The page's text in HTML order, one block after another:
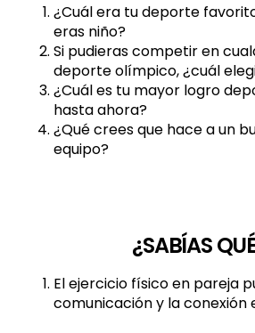
¿Cuál era tu deporte
eras niño?
Si pudieras competir en
deporte olímpico, ¿cuál
¿Cuál es tu mayor logro
hasta ahora?
¿Qué crees que hace a un
equipo?
¿SABÍAS
El ejercicio físico en pareja
comunicación y la conexión